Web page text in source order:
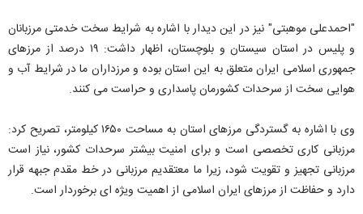
"احمدعلی موهبتی" نیز در این دیدار با اشاره به شرایط سخت خدمتی مرزبانان
و پلیس در استان سیستان و بلوچستان، اظهار داشت: ۱۹ درصد از مرزهای
جمهوری اسلامی ایران متعلق به این استان بوده و مرزداران ما در شرایط آب و
هوایی سخت از سرحدات کشورمان پاسداری و حراست می کنند.
وی با اشاره به گستردگی مرزهای استان به مساحت ۱۶۵۰ کیلومتر، تصریح کرد:
مرزبانی کاری تخصصی است و برای امنیت بیشتر سرحدات کشور، نیاز است
مرزبانی تجهیز و تقویت شود، زیرا ما معتقدیم مرزبانی در خط مقدم جبهه قرار
دارد و حفاظت از مرزهای ایران اسلامی از اهمیت ویژه ای برخوردار است.